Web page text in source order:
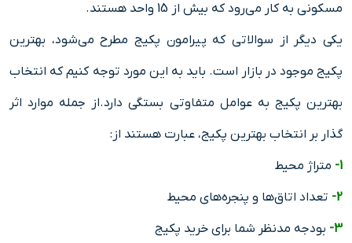
مسکونی به کار می‌رود که بیش از 15 واحد هستند.
یکی دیگر از سوالاتی که پیرامون پکیج مطرح می‌شود، بهترین
پکیج موجود در بازار است. باید به این مورد توجه کنیم که انتخاب
بهترین پکیج به عوامل متفاوتی بستگی دارد.از جمله موارد اثر
گذار بر انتخاب بهترین پکیج، عبارت هستند از:
1- متراژ محیط
2- تعداد اتاق‌ها و پنجره‌های محیط
3- بودجه مدنظر شما برای خرید پکیج